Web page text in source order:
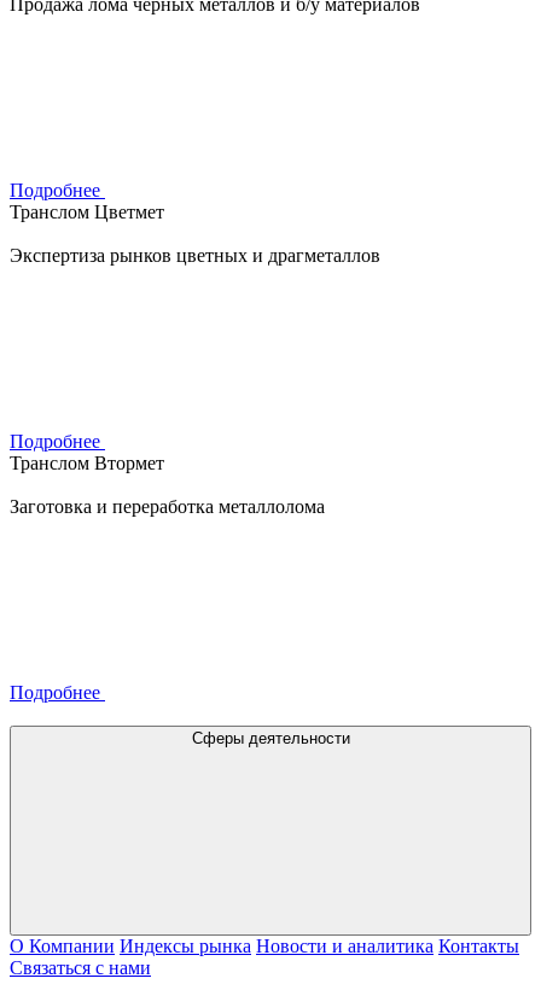
Продажа лома чёрных металлов и б/у материалов
Подробнее
Транслом Цветмет
Экспертиза рынков цветных и драгметаллов
Подробнее
Транслом Втормет
Заготовка и переработка металлолома
Подробнее
Сферы деятельности
О Компании Индексы рынка Новости и аналитика Контакты
Связаться с нами